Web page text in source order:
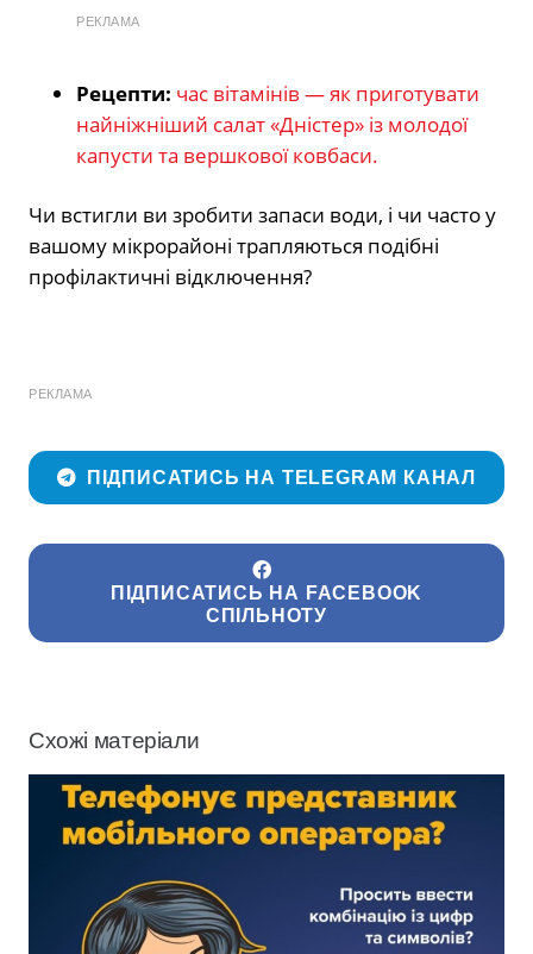
РЕКЛАМА
Рецепти: час вітамінів — як приготувати
найніжніший салат «Дністер» із молодої
капусти та вершкової ковбаси.
Чи встигли ви зробити запаси води, і чи часто у
вашому мікрорайоні трапляються подібні
профілактичні відключення?
РЕКЛАМА
ПІДПИСАТИСЬ НА TELEGRAM КАНАЛ
ПІДПИСАТИСЬ НА FACEBOOK
СПІЛЬНОТУ
Схожі матеріали